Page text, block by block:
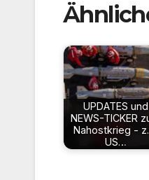
UPDATES und
NEWS-TICKER
Nahostkrieg -
US…